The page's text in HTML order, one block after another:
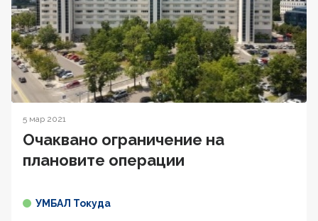
5 мар 2021
Oчаквано ограничение на
плановите операции
УМБАЛ Токуда